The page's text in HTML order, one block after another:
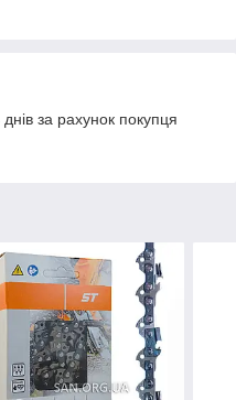
за рахунок покупця